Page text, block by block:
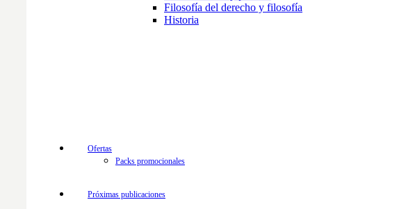
Filosofía del derecho y filosofía
Historia
Ofertas
Packs promocionales
Próximas publicaciones